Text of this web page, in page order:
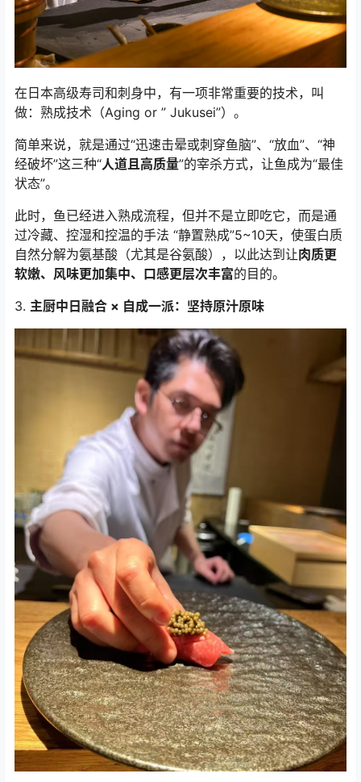
在日本高级寿司和刺身中，有一项非常重要的技术，叫
做：熟成技术（Aging or ” Jukusei”）。
简单来说，就是通过“迅速击晕或刺穿鱼脑”、“放血”、“神
经破坏”这三种“人道且高质量”的宰杀方式，让鱼成为“最佳
状态”。
此时，鱼已经进入熟成流程，但并不是立即吃它，而是通
过冷藏、控湿和控温的手法 “静置熟成”5~10天，使蛋白质
自然分解为氨基酸（尤其是谷氨酸），以此达到让肉质更
软嫩、风味更加集中、口感更层次丰富的目的。
3. 主厨中日融合 × 自成一派：坚持原汁原味